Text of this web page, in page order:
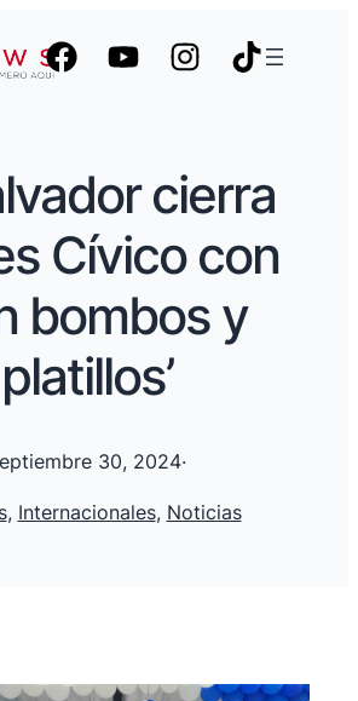
cierra
Cívico con
bombos y
platillos’
30, 2024·
, Internacionales, Noticias